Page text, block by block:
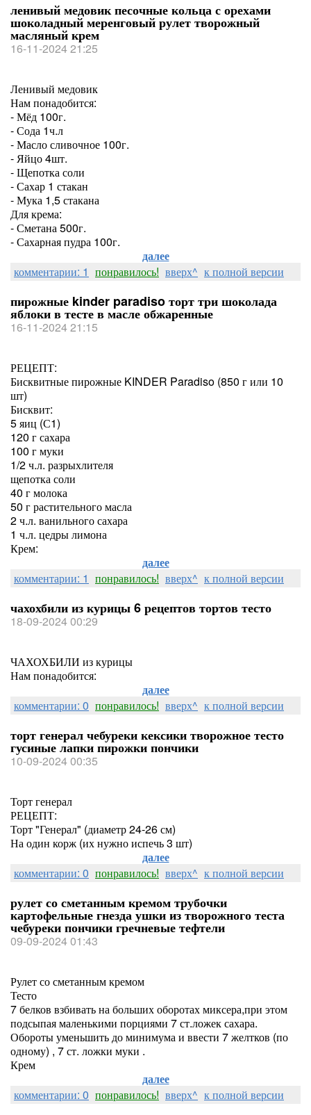
ленивый медовик песочные кольца с орехами
шоколадный меренговый рулет творожный
масляный крем
16-11-2024 21:25
Ленивый медовик
Нам понадобится:
- Мёд 100г.
- Сода 1ч.л
- Масло сливочное 100г.
- Яйцо 4шт.
- Щепотка соли
- Сахар 1 стакан
- Мука 1,5 стакана
Для крема:
- Сметана 500г.
- Сахарная пудра 100г.
далее
комментарии: 1 понравилось! вверх^ к полной версии
пирожные kinder paradiso торт три шоколада
яблоки в тесте в масле обжаренные
16-11-2024 21:15
РЕЦЕПТ:
Бисквитные пирожные KINDER Paradiso (850 г или 10
шт)
Бисквит:
5 яиц (С1)
120 г сахара
100 г муки
1/2 ч.л. разрыхлителя
щепотка соли
40 г молока
50 г растительного масла
2 ч.л. ванильного сахара
1 ч.л. цедры лимона
Крем:
далее
комментарии: 1 понравилось! вверх^ к полной версии
чахохбили из курицы 6 рецептов тортов тесто
18-09-2024 00:29
ЧАХОХБИЛИ из курицы
Нам понадобится:
далее
комментарии: 0 понравилось! вверх^ к полной версии
торт генерал чебуреки кексики творожное тесто
гусиные лапки пирожки пончики
10-09-2024 00:35
Торт генерал
РЕЦЕПТ:
Торт "Генерал" (диаметр 24-26 см)
На один корж (их нужно испечь 3 шт)
далее
комментарии: 0 понравилось! вверх^ к полной версии
рулет со сметанным кремом трубочки
картофельные гнезда ушки из творожного теста
чебуреки пончики гречневые тефтели
09-09-2024 01:43
Рулет со сметанным кремом
Тесто
7 белков взбивать на больших оборотах миксера,при этом
подсыпая маленькими порциями 7 ст.ложек сахара.
Обороты уменьшить до минимума и ввести 7 желтков (по
одному) , 7 ст. ложки муки .
Крем
далее
комментарии: 0 понравилось! вверх^ к полной версии